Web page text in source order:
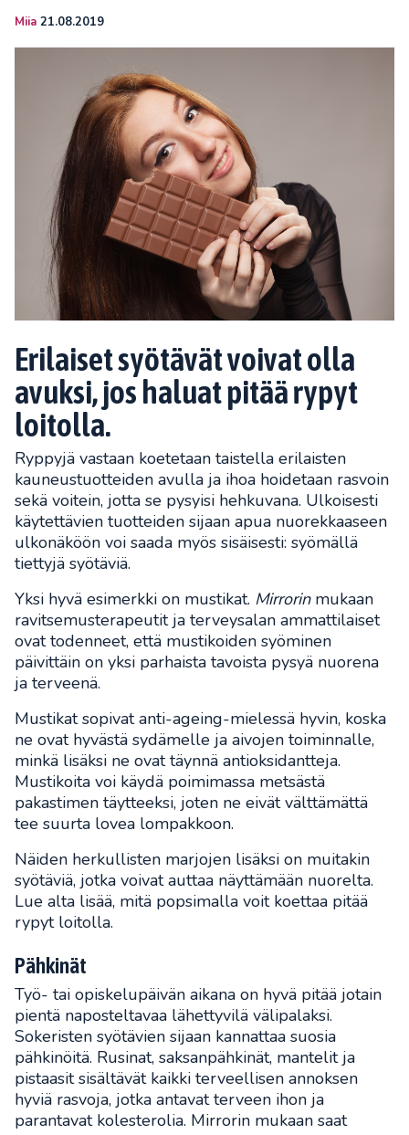
Miia 21.08.2019
Erilaiset syötävät voivat olla
avuksi, jos haluat pitää rypyt
loitolla.
Ryppyjä vastaan koetetaan taistella erilaisten
kauneustuotteiden avulla ja ihoa hoidetaan rasvoin
sekä voitein, jotta se pysyisi hehkuvana. Ulkoisesti
käytettävien tuotteiden sijaan apua nuorekkaaseen
ulkonäköön voi saada myös sisäisesti: syömällä
tiettyjä syötäviä.
Yksi hyvä esimerkki on mustikat. Mirrorin mukaan
ravitsemusterapeutit ja terveysalan ammattilaiset
ovat todenneet, että mustikoiden syöminen
päivittäin on yksi parhaista tavoista pysyä nuorena
ja terveenä.
Mustikat sopivat anti-ageing-mielessä hyvin, koska
ne ovat hyvästä sydämelle ja aivojen toiminnalle,
minkä lisäksi ne ovat täynnä antioksidantteja.
Mustikoita voi käydä poimimassa metsästä
pakastimen täytteeksi, joten ne eivät välttämättä
tee suurta lovea lompakkoon.
Näiden herkullisten marjojen lisäksi on muitakin
syötäviä, jotka voivat auttaa näyttämään nuorelta.
Lue alta lisää, mitä popsimalla voit koettaa pitää
rypyt loitolla.
Pähkinät
Työ- tai opiskelupäivän aikana on hyvä pitää jotain
pientä naposteltavaa lähettyvilä välipalaksi.
Sokeristen syötävien sijaan kannattaa suosia
pähkinöitä. Rusinat, saksanpähkinät, mantelit ja
pistaasit sisältävät kaikki terveellisen annoksen
hyviä rasvoja, jotka antavat terveen ihon ja
parantavat kolesterolia. Mirrorin mukaan saat